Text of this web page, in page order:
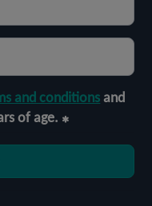
and conditionsand
of age.